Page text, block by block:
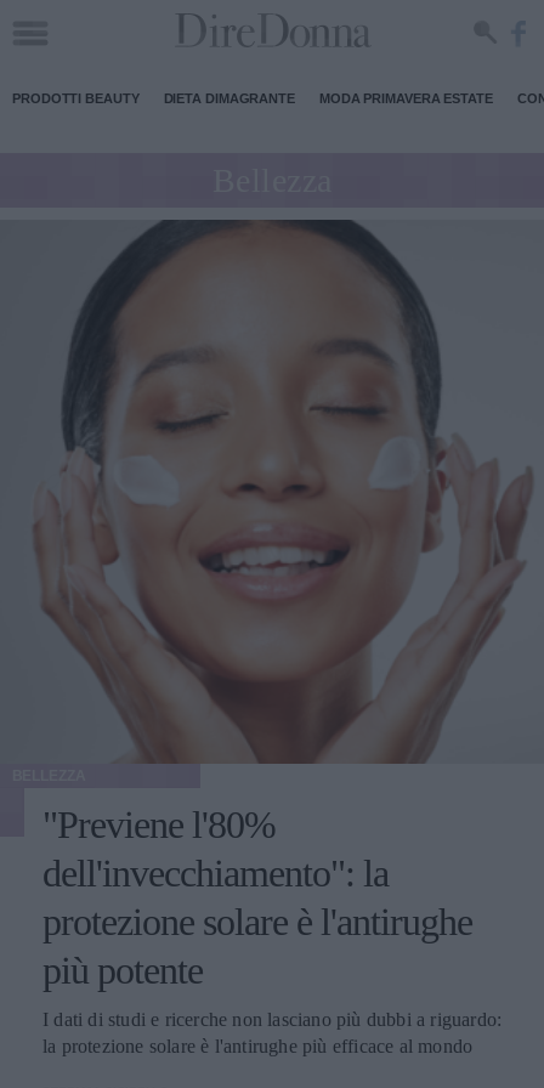
PRODOTTI BEAUTY DIETA DIMAGRANTE MODA PRIMAVERA ESTATE
"Previene l'80%
dell'invecchiamento": la
protezione solare è l'antirughe
più potente
I dati di studi e ricerche non lasciano più dubbi a riguardo:
la protezione solare è l'antirughe più efficace al mondo